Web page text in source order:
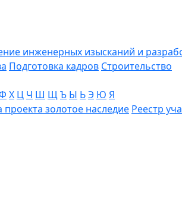
инженерных изысканий и
Подготовка кадров Строительство
Х Ц Ч Ш ЩЪ Ы ЬЭ Ю Я
золотое наследие Реестр